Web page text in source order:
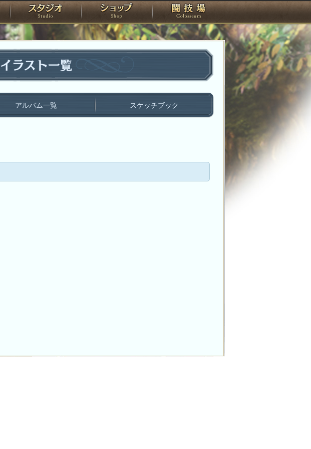
アトリエ スタジオ ショップ 闘技場
イラスト一覧
アルバム一覧 スケッチブック